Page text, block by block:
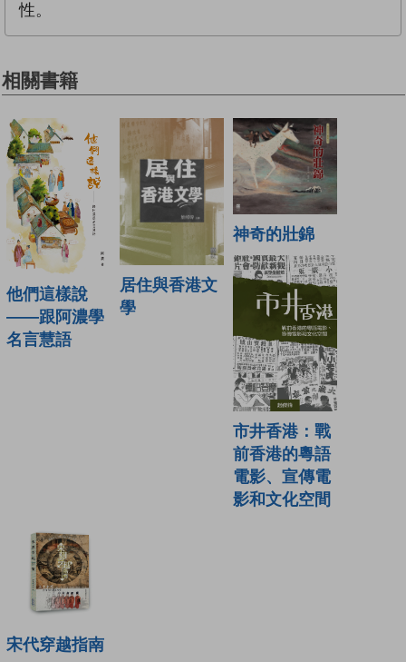
性。
相關書籍
他們這樣說
——跟阿濃學
名言慧語
居住與香港文
學
神奇的壯錦
市井香港：戰
前香港的粵語
電影、宣傳電
影和文化空間
宋代穿越指南